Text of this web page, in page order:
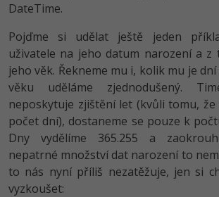
DateTime.
Pojďme si udělat ještě jeden
uživatele na jeho datum narození a z
jeho věk. Řekneme mu i, kolik mu je
věku uděláme zjednodušený.
neposkytuje zjištění let (kvůli tomu,
počet dní), dostaneme se pouze k
Dny vydělíme 365.255 a
nepatrné množství dat narození to
to nás nyní příliš nezatěžuje, jen si
vyzkoušet: